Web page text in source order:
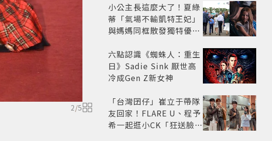
2/5
小公主長這麼大了！夏綠
蒂「氣場不輸凱特王妃」
與媽媽同框散發獨特優雅
六點認識《蜘蛛人：重生
日》Sadie Sink 厭世高
冷成Gen Z新女神
「台灣囝仔」崔立于帶隊
友回家！FLARE U、程予
希一起逛小CK「狂送臉頰